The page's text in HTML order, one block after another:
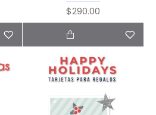
$290.00